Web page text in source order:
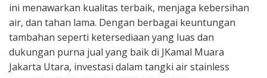
ini menawarkan kualitas terbaik, menjaga kebersihan
air, dan tahan lama. Dengan berbagai keuntungan
tambahan seperti ketersediaan yang luas dan
dukungan purna jual yang baik di JKamal Muara
Jakarta Utara, investasi dalam tangki air stainless